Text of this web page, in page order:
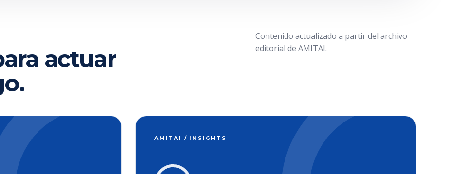
actuar
Contenido actualizado a partir del archivo
editorial de AMITAI.
AMITAI / INSIGHTS